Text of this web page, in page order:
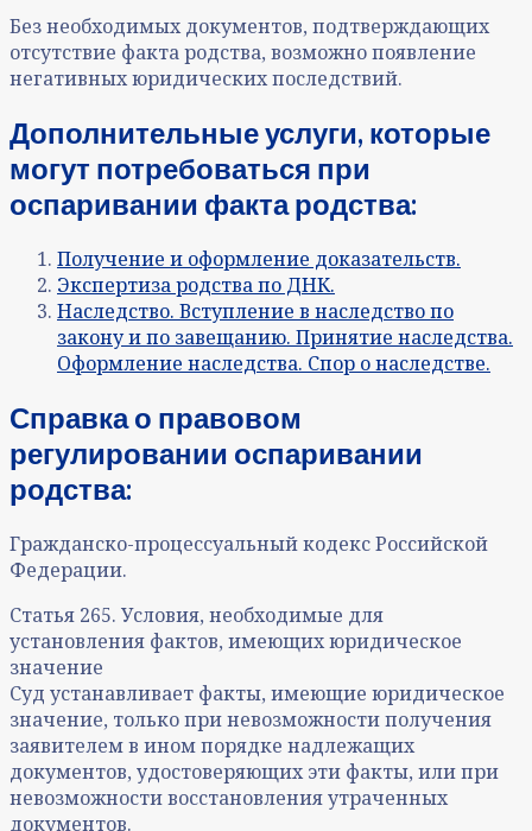
Без необходимых документов, подтверждающих
отсутствие факта родства, возможно появление
негативных юридических последствий.
Дополнительные услуги, которые
могут потребоваться при
оспаривании факта родства:
Получение и оформление доказательств.
Экспертиза родства по ДНК.
Наследство. Вступление в наследство по
закону и по завещанию. Принятие наследства.
Оформление наследства. Спор о наследстве.
Справка о правовом
регулировании оспаривании
родства:
Гражданско-процессуальный кодекс Российской
Федерации.
Статья 265. Условия, необходимые для
установления фактов, имеющих юридическое
значение
Суд устанавливает факты, имеющие юридическое
значение, только при невозможности получения
заявителем в ином порядке надлежащих
документов, удостоверяющих эти факты, или при
невозможности восстановления утраченных
документов.